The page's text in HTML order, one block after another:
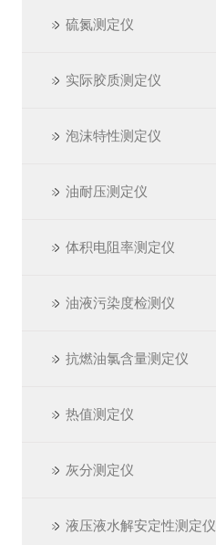
硫氮测定仪
实际胶质测定仪
泡沫特性测定仪
油耐压测定仪
体积电阻率测定仪
油液污染度检测仪
抗燃油氯含量测定仪
热值测定仪
灰分测定仪
液压液水解安定性测定仪